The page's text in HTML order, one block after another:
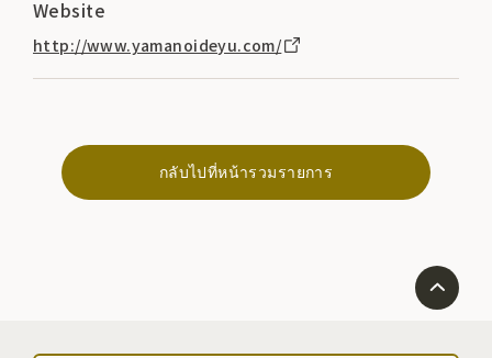
Website
http://www.yamanoideyu.com/
กลับไปที่หน้ารวมรายการ